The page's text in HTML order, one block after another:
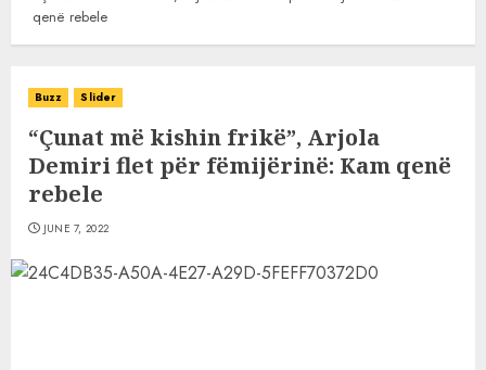
qenë rebele
Buzz Slider
“Çunat më kishin frikë”, Arjola
Demiri flet për fëmijërinë: Kam qenë
rebele
JUNE 7, 2022